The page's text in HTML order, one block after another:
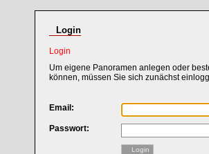
Login
Login
Um eigene Panoramen anlegen oder
können, müssen Sie sich zunächst
Email:
Passwort:
Login